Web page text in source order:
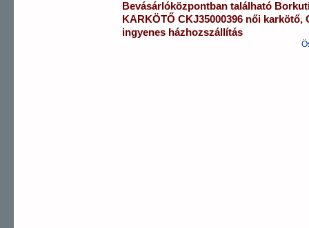
Bevásárlóközpontban található
KARKÖTŐ CKJ35000396 női karkötő,
ingyenes házhozszállítás